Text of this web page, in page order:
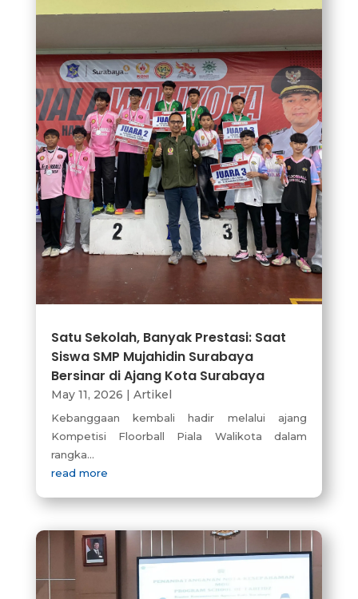
Satu Sekolah, Banyak Prestasi: Saat
Siswa SMP Mujahidin Surabaya
Bersinar di Ajang Kota Surabaya
May 11, 2026 | Artikel
Kebanggaan kembali hadir melalui ajang
Kompetisi Floorball Piala Walikota dalam
rangka...
read more